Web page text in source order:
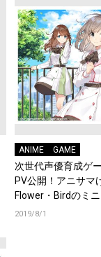
ANIME GAME
次世代声優育成ゲ
PV公開！アニサマ
Flower・Birdのミ
2019/8/1